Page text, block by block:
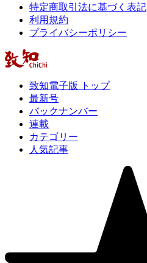
特定商取引法に基づく表記
利用規約
プライバシーポリシー
致知電子版 トップ
最新号
バックナンバー
連載
カテゴリー
人気記事